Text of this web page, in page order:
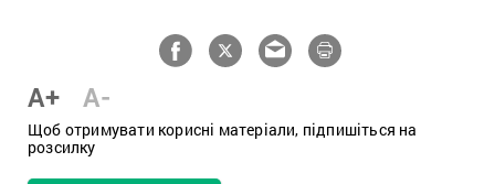
A+ A-
Щоб отримувати корисні матеріали, підпишіться на
розсилку